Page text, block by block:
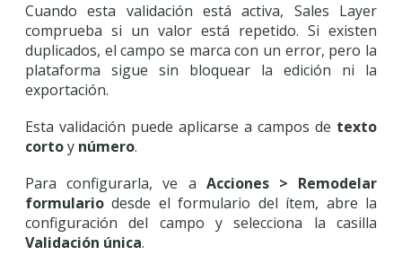
Cuando esta validación está activa, Sales Layer
comprueba si un valor está repetido. Si existen
duplicados, el campo se marca con un error, pero la
plataforma sigue sin bloquear la edición ni la
exportación.
Esta validación puede aplicarse a campos de texto
cortoy número.
Para configurarla, ve a Acciones > Remodelar
formulario desde el formulario del ítem, abre la
configuración del campo y selecciona la casilla
Validación única.